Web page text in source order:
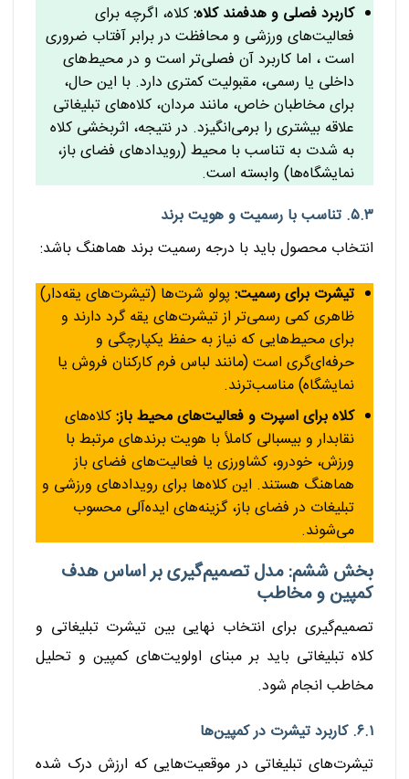
کاربرد فصلی و هدفمند کلاه:کلاه، اگرچه برای
فعالیت‌های ورزشی و محافظت در برابر آفتاب ضروری
است ، اما کاربرد آن فصلی‌تر است و در محیط‌های
داخلی یا رسمی، مقبولیت کمتری دارد. با این حال،
برای مخاطبان خاص، مانند مردان، کلاه‌های تبلیغاتی
علاقه بیشتری را برمی‌انگیزد. در نتیجه، اثربخشی کلاه
به شدت به تناسب با محیط (رویدادهای فضای باز،
نمایشگاه‌ها) وابسته است.
۵.۳. تناسب با رسمیت و هویت برند
انتخاب محصول باید با درجه رسمیت برند هماهنگ باشد:
تیشرت برای رسمیت:پولو شرت‌ها (تیشرت‌های یقه‌دار)
ظاهری کمی رسمی‌تر از تیشرت‌های یقه گرد دارند و
برای محیط‌هایی که نیاز به حفظ یکپارچگی و
حرفه‌ای‌گری است (مانند لباس فرم کارکنان فروش یا
نمایشگاه) مناسب‌ترند.
کلاه برای اسپرت و فعالیت‌های محیط باز:کلاه‌های
نقابدار و بیسبالی کاملاً با هویت برندهای مرتبط با
ورزش، خودرو، کشاورزی یا فعالیت‌های فضای باز
هماهنگ هستند. این کلاه‌ها برای رویدادهای ورزشی و
تبلیغات در فضای باز، گزینه‌های ایده‌آلی محسوب
می‌شوند.
بخش ششم: مدل تصمیم‌گیری بر اساس هدف
کمپین و مخاطب
تصمیم‌گیری برای انتخاب نهایی بین تیشرت تبلیغاتی و
کلاه تبلیغاتی باید بر مبنای اولویت‌های کمپین و تحلیل
مخاطب انجام شود.
۶.۱. کاربرد تیشرت در کمپین‌ها
تیشرت‌های تبلیغاتی در موقعیت‌هایی که ارزش درک شده